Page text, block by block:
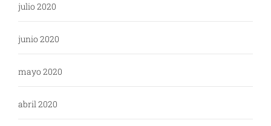
julio 2020
junio 2020
mayo 2020
abril 2020